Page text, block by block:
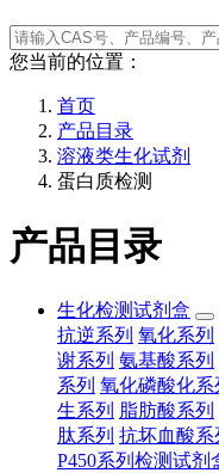
您当前的位置：
首页
产品目录
溶液类生化试剂
蛋白质检测
产品目录
生化检测试剂盒
抗逆系列 氧化系列
谢系列 氨基酸系列
系列 氧化磷酸化系
生系列
脂肪酸系列
肽系列 抗坏血酸系
P450系列检测试剂